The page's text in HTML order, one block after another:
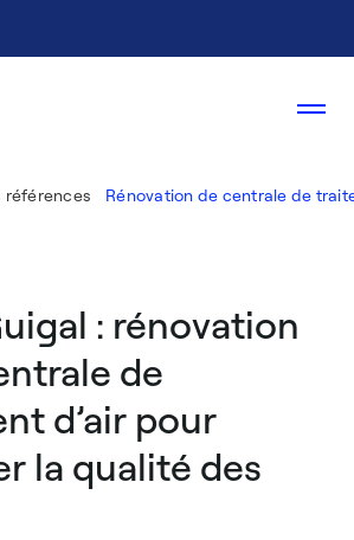
références Rénovation de centrale de
: rénovation
de
d’air pour
la qualité des